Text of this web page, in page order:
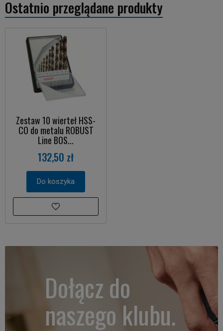
Ostatnio przeglądane produkty
Zestaw 10 wierteł HSS-
CO do metalu ROBUST
Line BOS...
132,50 zł
Do koszyka
Dołącz do
naszego klubu.